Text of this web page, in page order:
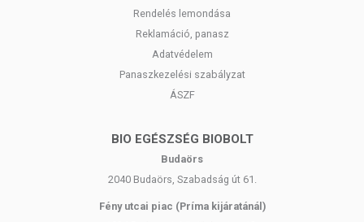
Bio narancs illóolaj párologtatásához cseppentsen az aromalámpába
A bio narancs illóolaj párologtatása javíthatja a közérzetet,
antidepresszáns, nyugtató és szorongásoldó hatású lehet. Nyugodt és
meghitt légkör megteremtéséhez járul hozzá, elősegítve a pihentető
KÜLSŐLEGES FELHASZNÁLÁS (HELYI
ALKALMAZÁS BŐRFELÜLETEN)
Bőrön történő alkalmazás esetén mindig hígítsa hordozóolajokkal,
Rendelés lemondása
Reklamáció, panasz
Adatvédelem
Panaszkezelési szabályzat
ÁSZF
BIO EGÉSZSÉG BIOBOLT
Budaörs
2040 Budaörs, Szabadság út 61.
Fény utcai piac (Príma kijáratánál)